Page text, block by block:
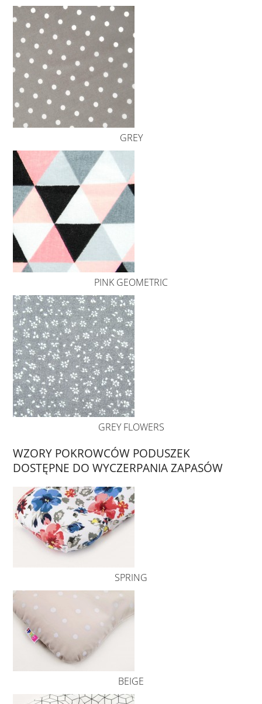
GREY
PINK GEOMETRIC
GREY FLOWERS
WZORY POKROWCÓW PODUSZEK
DOSTĘPNE DO WYCZERPANIA ZAPASÓW
SPRING
BEIGE